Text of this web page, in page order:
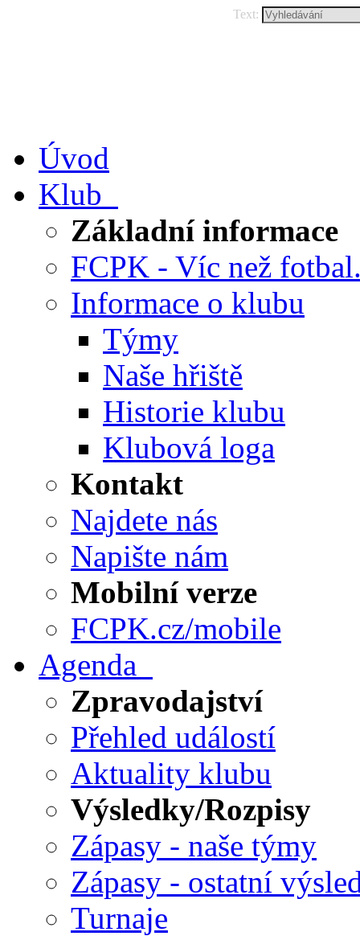
Text:
Úvod
Klub
Základní informace
FCPK - Víc než
Informace o klubu
Týmy
Naše hřiště
Historie klubu
Klubová loga
Kontakt
Najdete nás
Napište nám
Mobilní verze
FCPK.cz/mobile
Agenda
Zpravodajství
Přehled událostí
Aktuality klubu
Výsledky/Rozpisy
Zápasy - naše týmy
Zápasy - ostatní
Turnaje